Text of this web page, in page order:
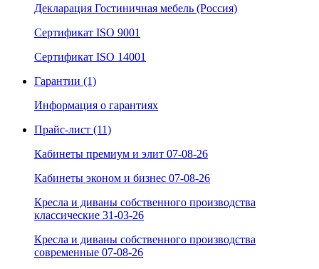
Декларация Гостиничная мебель (Россия)
Сертификат ISO 9001
Сертификат ISO 14001
Гарантии (1)
Информация о гарантиях
Прайс-лист (11)
Кабинеты премиум и элит 07-08-26
Кабинеты эконом и бизнес 07-08-26
Кресла и диваны собственного производства
классические 31-03-26
Кресла и диваны собственного производства
современные 07-08-26